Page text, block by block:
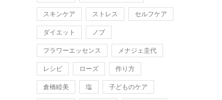
スキンケア ストレス セルフケア
ダイエット ノブ
フラワーエッセンス メナジェ圭代
レシピ ローズ 作り方
倉橋睦美 塩 子どものケア